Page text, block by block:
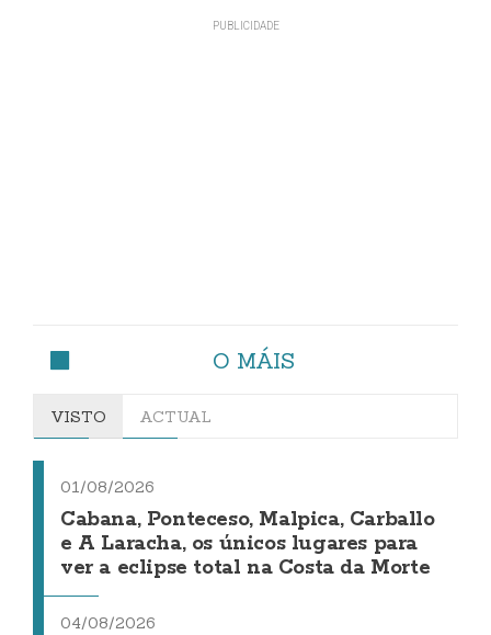
O MÁIS
VISTO ACTUAL
01/08/2026
Cabana, Ponteceso, Malpica, Carballo
e A Laracha, os únicos lugares para
ver a eclipse total na Costa da Morte
04/08/2026